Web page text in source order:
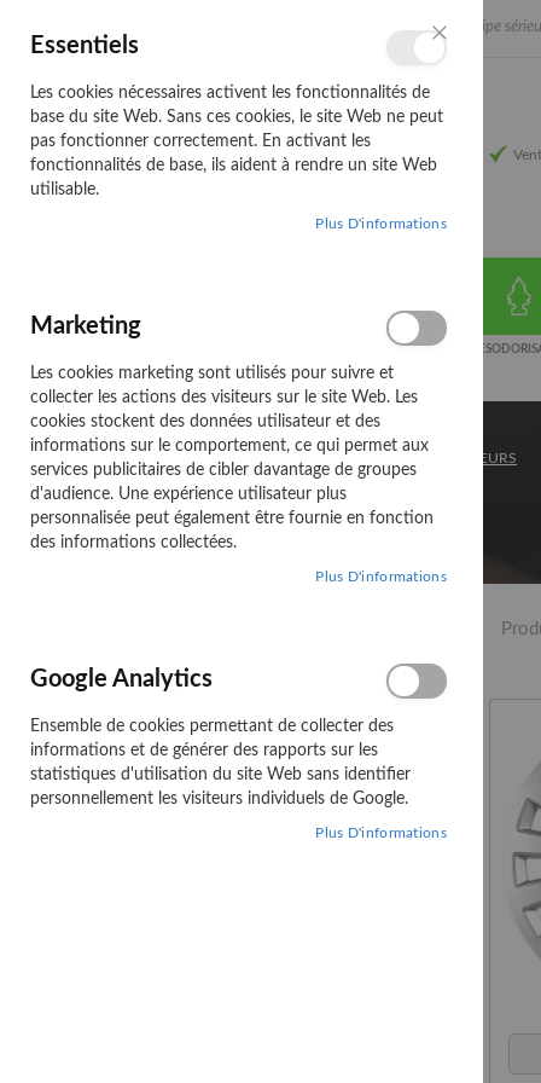
Une équipe
au
EXTERIEUR DE
VOITURE
EXTERIEUR DE VOITURE ENJOLIVEURS
ENJOLIVEURS
CATÉGORIE
STOCK
Essentiels
Les cookies nécessaires activent les fonctionnalités de
base du site Web. Sans ces cookies, le site Web ne peut
pas fonctionner correctement. En activant les
fonctionnalités de base, ils aident à rendre un site Web
utilisable.
Plus D'informations
Marketing
Les cookies marketing sont utilisés pour suivre et
collecter les actions des visiteurs sur le site Web. Les
cookies stockent des données utilisateur et des
informations sur le comportement, ce qui permet aux
services publicitaires de cibler davantage de groupes
d'audience. Une expérience utilisateur plus
personnalisée peut également être fournie en fonction
des informations collectées.
Plus D'informations
Google Analytics
Ensemble de cookies permettant de collecter des
informations et de générer des rapports sur les
statistiques d'utilisation du site Web sans identifier
personnellement les visiteurs individuels de Google.
Plus D'informations